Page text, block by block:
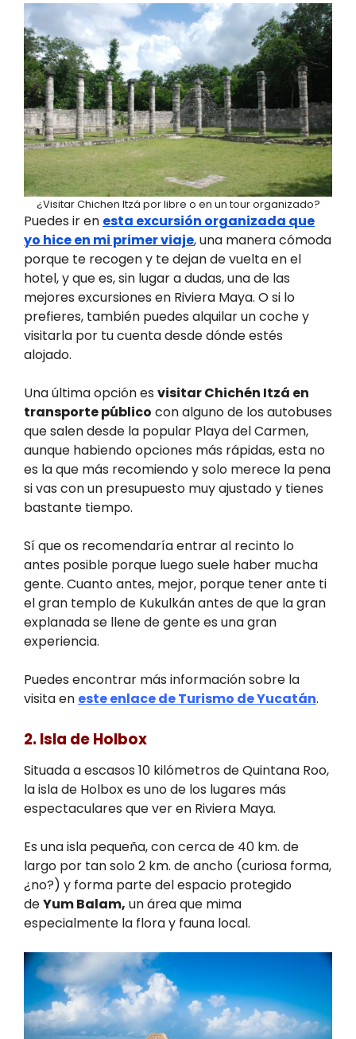
¿Visitar Chichen Itzá por libre o en un tour organizado?
Puedes ir en esta excursión organizada que
yo hice en mi primer viaje, una manera cómoda
porque te recogen y te dejan de vuelta en el
hotel, y que es, sin lugar a dudas, una de las
mejores excursiones en Riviera Maya. O si lo
prefieres, también puedes alquilar un coche y
visitarla por tu cuenta desde dónde estés
alojado.
Una última opción es visitar Chichén Itzá en
transporte público con alguno de los autobuses
que salen desde la popular Playa del Carmen,
aunque habiendo opciones más rápidas, esta no
es la que más recomiendo y solo merece la pena
si vas con un presupuesto muy ajustado y tienes
bastante tiempo.
Sí que os recomendaría entrar al recinto lo
antes posible porque luego suele haber mucha
gente. Cuanto antes, mejor, porque tener ante ti
el gran templo de Kukulkán antes de que la gran
explanada se llene de gente es una gran
experiencia.
Puedes encontrar más información sobre la
visita en este enlace de Turismo de Yucatán.
2. Isla de Holbox
Situada a escasos 10 kilómetros de Quintana Roo,
la isla de Holbox es uno de los lugares más
espectaculares que ver en Riviera Maya.
Es una isla pequeña, con cerca de 40 km. de
largo por tan solo 2 km. de ancho (curiosa forma,
¿no?) y forma parte del espacio protegido
deYum Balam, un área que mima
especialmente la flora y fauna local.